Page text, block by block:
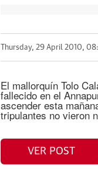
Thursday, 29 April 2010,
El mallorquín Tolo
fallecido en el
ascender esta
tripulantes no vieron
VER POST